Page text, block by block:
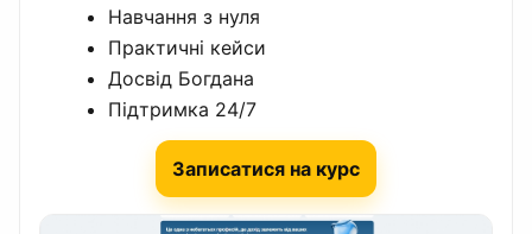
Навчання з нуля
Практичні кейси
Досвід Богдана
Підтримка 24/7
Записатися на курс